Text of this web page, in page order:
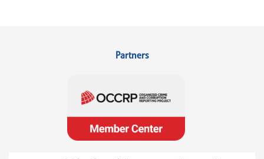
Partners